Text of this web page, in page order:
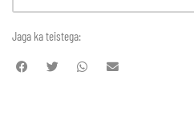
Jaga ka teistega: